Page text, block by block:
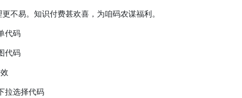
不易。知识付费甚欢喜，为咱码农谋福利。
代码
代码
拉选择代码